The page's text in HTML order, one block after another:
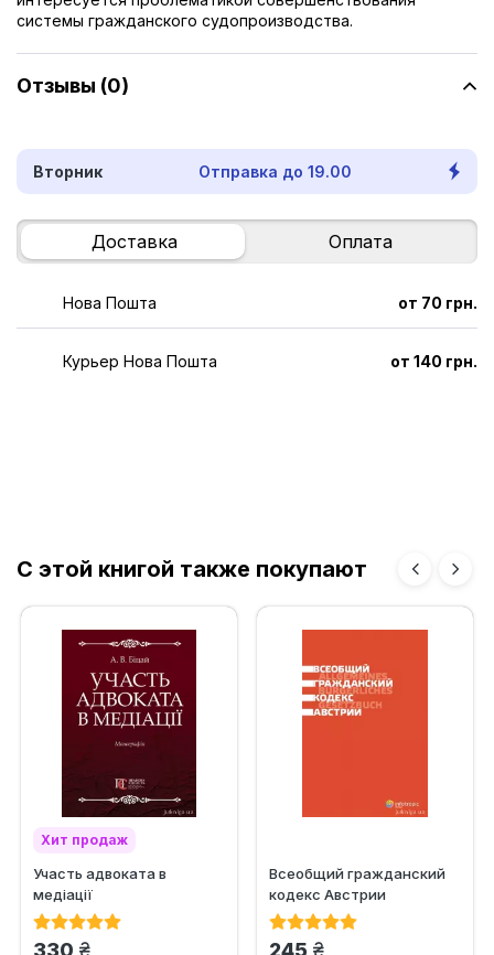
системы гражданского судопроизводства.
Отзывы (0)
Вторник Отправка до 19.00
Доставка Оплата
Нова Пошта от 70 грн.
Курьер Нова Пошта от 140 грн.
С этой книгой также покупают
Хит продаж
Участь адвоката в
медіації
330 грн.
Всеобщий гражданский
кодекс Австрии
245 грн.